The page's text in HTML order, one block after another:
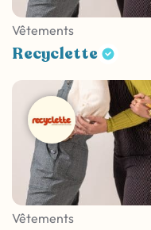
Vêtements
Recyclette
Vêtements